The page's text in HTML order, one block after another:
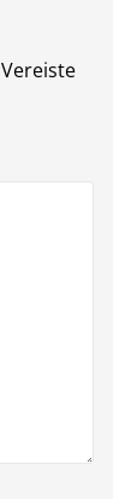
Vereiste